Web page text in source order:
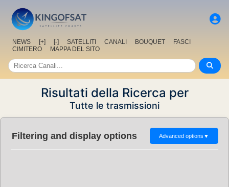
NEWS [+] [-] SATELLITI CANALI BOUQUET
FASCI
CIMITERO
MAPPA DEL SITO
Risultati della Ricerca per
Tutte le trasmissioni
Filtering and display options Advanced options ▼